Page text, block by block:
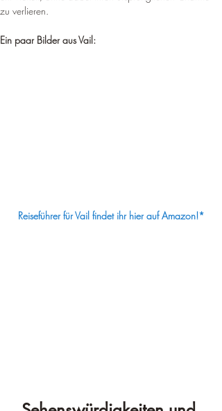
zu verlieren.
Ein paar Bilder aus Vail:
Reiseführer für Vail findet ihr hier auf Amazon!*